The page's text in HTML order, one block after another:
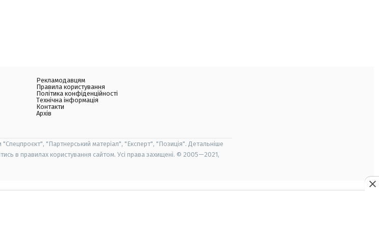
Рекламодавцям
Правила користування
Політика конфіденційності
Технічна інформація
Контакти
Архів
"Спецпроєкт", "Партнерський матеріал", "Експерт", "Позиція". Детальніше
в правилах користування сайтом. Усі права захищені. © 2005—2021,